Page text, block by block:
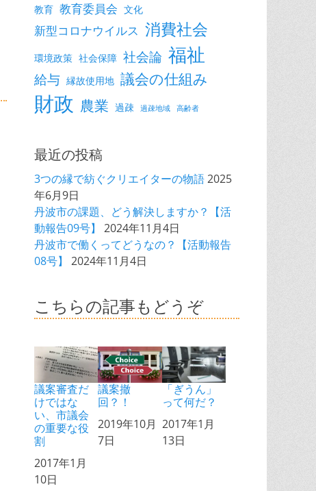
教育 教育委員会 文化
新型コロナウイルス 消費社会
環境政策 社会保障 社会論 福祉
給与 縁故使用地 議会の仕組み
財政 農業 過疎 過疎地域 高齢者
最近の投稿
3つの縁で紡ぐクリエイターの物語2025
年6月9日
丹波市の課題、どう解決しますか？【活
動報告09号】
2024年11月4日
丹波市で働くってどうなの？【活動報告
08号】
2024年11月4日
こちらの記事もどうぞ
議案審査だ
けではな
い、市議会
の重要な役
割
日付
2017年1月
10日
議案撤
回？！
日付
2019年10月
7日
「ぎうん」
って何だ？
日付
2017年1月
13日